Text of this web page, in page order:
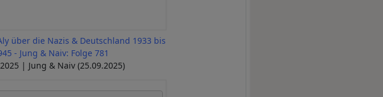
über die Nazis & Deutschland 1933 bis
- Jung & Naiv: Folge 781
| Jung & Naiv (25.09.2025)